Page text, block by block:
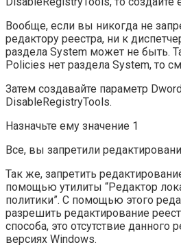
Вообще, если вы никогда не
редактору реестра, ни к
раздела System может не быть.
Policies нет раздела System, то
Затем создавайте параметр
DisableRegistryTools.
Назначьте ему значение 1
Все, вы запретили
Так же, запретить
помощью утилиты “Редактор
политики”. С помощью этого
разрешить редактирование
способа, это отсутствие данного
версиях Windows.